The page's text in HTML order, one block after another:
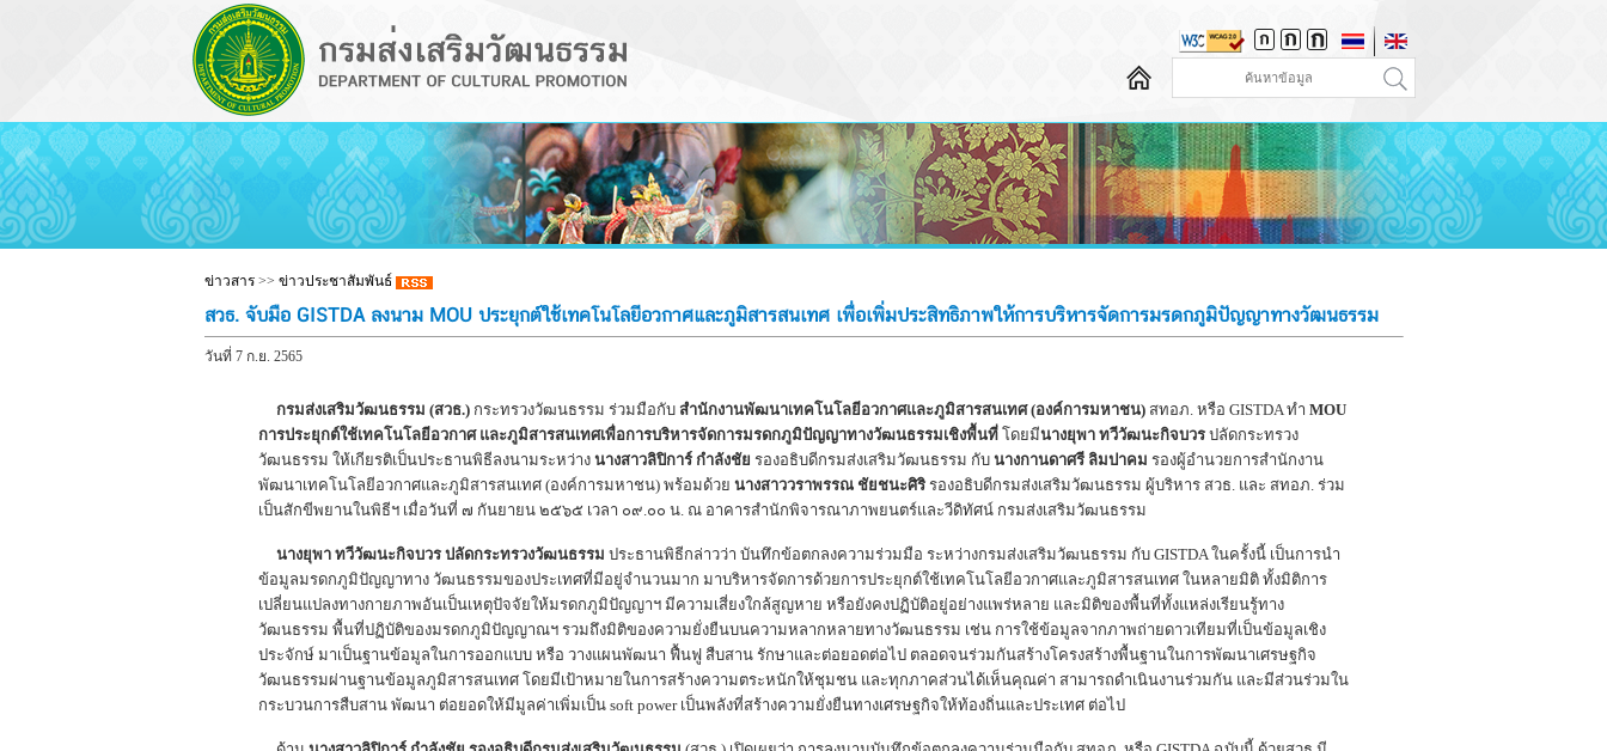
ข่าวสาร >> ข่าวประชาสัมพันธ์
สวธ. จับมือ GISTDA ลงนาม MOU ประยุกต์ใช้เทคโนโลยีอวกาศและภูมิสารสนเทศ เพื่อเพิ่มประสิทธิภาพให้การบริหารจัดการมรดกภูมิปัญญาทางวัฒนธรรม
วันที่ 7 ก.ย. 2565
กรมส่งเสริมวัฒนธรรม (สวธ.) กระทรวงวัฒนธรรม ร่วมมือกับ สํานักงานพัฒนาเทคโนโลยีอวกาศและภูมิสารสนเทศ (องค์การมหาชน) สทอภ. หรือ GISTDA ทำ MOU
การประยุกต์ใช้เทคโนโลยีอวกาศ และภูมิสารสนเทศเพื่อการบริหารจัดการมรดกภูมิปัญญาทางวัฒนธรรมเชิงพื้นที่ โดยมีนางยุพา ทวีวัฒนะกิจบวร ปลัดกระทรวง
วัฒนธรรม ให้เกียรติเป็นประธานพิธีลงนามระหว่าง นางสาวลิปิการ์ กำลังชัย รองอธิบดีกรมส่งเสริมวัฒนธรรม กับ นางกานดาศรี ลิมปาคม รองผู้อำนวยการสำนักงาน
พัฒนาเทคโนโลยีอวกาศและภูมิสารสนเทศ (องค์การมหาชน) พร้อมด้วย นางสาววราพรรณ ชัยชนะศิริ รองอธิบดีกรมส่งเสริมวัฒนธรรม ผู้บริหาร สวธ. และ สทอภ. ร่วม
เป็นสักขีพยานในพิธีฯ เมื่อวันที่ ๗ กันยายน ๒๕๖๕ เวลา ๐๙.๐๐ น. ณ อาคารสำนักพิจารณาภาพยนตร์และวีดิทัศน์ กรมส่งเสริมวัฒนธรรม
นางยุพา ทวีวัฒนะกิจบวร ปลัดกระทรวงวัฒนธรรม ประธานพิธีกล่าวว่า บันทึกข้อตกลงความร่วมมือ ระหว่างกรมส่งเสริมวัฒนธรรม กับ GISTDA ในครั้งนี้ เป็นการนำ
ข้อมูลมรดกภูมิปัญญาทาง วัฒนธรรมของประเทศที่มีอยู่จำนวนมาก มาบริหารจัดการด้วยการประยุกต์ใช้เทคโนโลยีอวกาศและภูมิสารสนเทศ ในหลายมิติ ทั้งมิติการ
เปลี่ยนแปลงทางกายภาพอันเป็นเหตุปัจจัยให้มรดกภูมิปัญญาฯ มีความเสี่ยงใกล้สูญหาย หรือยังคงปฏิบัติอยู่อย่างแพร่หลาย และมิติของพื้นที่ทั้งแหล่งเรียนรู้ทาง
วัฒนธรรม พื้นที่ปฏิบัติของมรดกภูมิปัญญาณฯ รวมถึงมิติของความยั่งยืนบนความหลากหลายทางวัฒนธรรม เช่น การใช้ข้อมูลจากภาพถ่ายดาวเทียมที่เป็นข้อมูลเชิง
ประจักษ์ มาเป็นฐานข้อมูลในการออกแบบ หรือ วางแผนพัฒนา ฟื้นฟู สืบสาน รักษาและต่อยอดต่อไป ตลอดจนร่วมกันสร้างโครงสร้างพื้นฐานในการพัฒนาเศรษฐกิจ
วัฒนธรรมผ่านฐานข้อมูลภูมิสารสนเทศ โดยมีเป้าหมายในการสร้างความตระหนักให้ชุมชน และทุกภาคส่วนได้เห็นคุณค่า สามารถดำเนินงานร่วมกัน และมีส่วนร่วมใน
กระบวนการสืบสาน พัฒนา ต่อยอดให้มีมูลค่าเพิ่มเป็น soft power เป็นพลังที่สร้างความยั่งยืนทางเศรษฐกิจให้ท้องถิ่นและประเทศ ต่อไป